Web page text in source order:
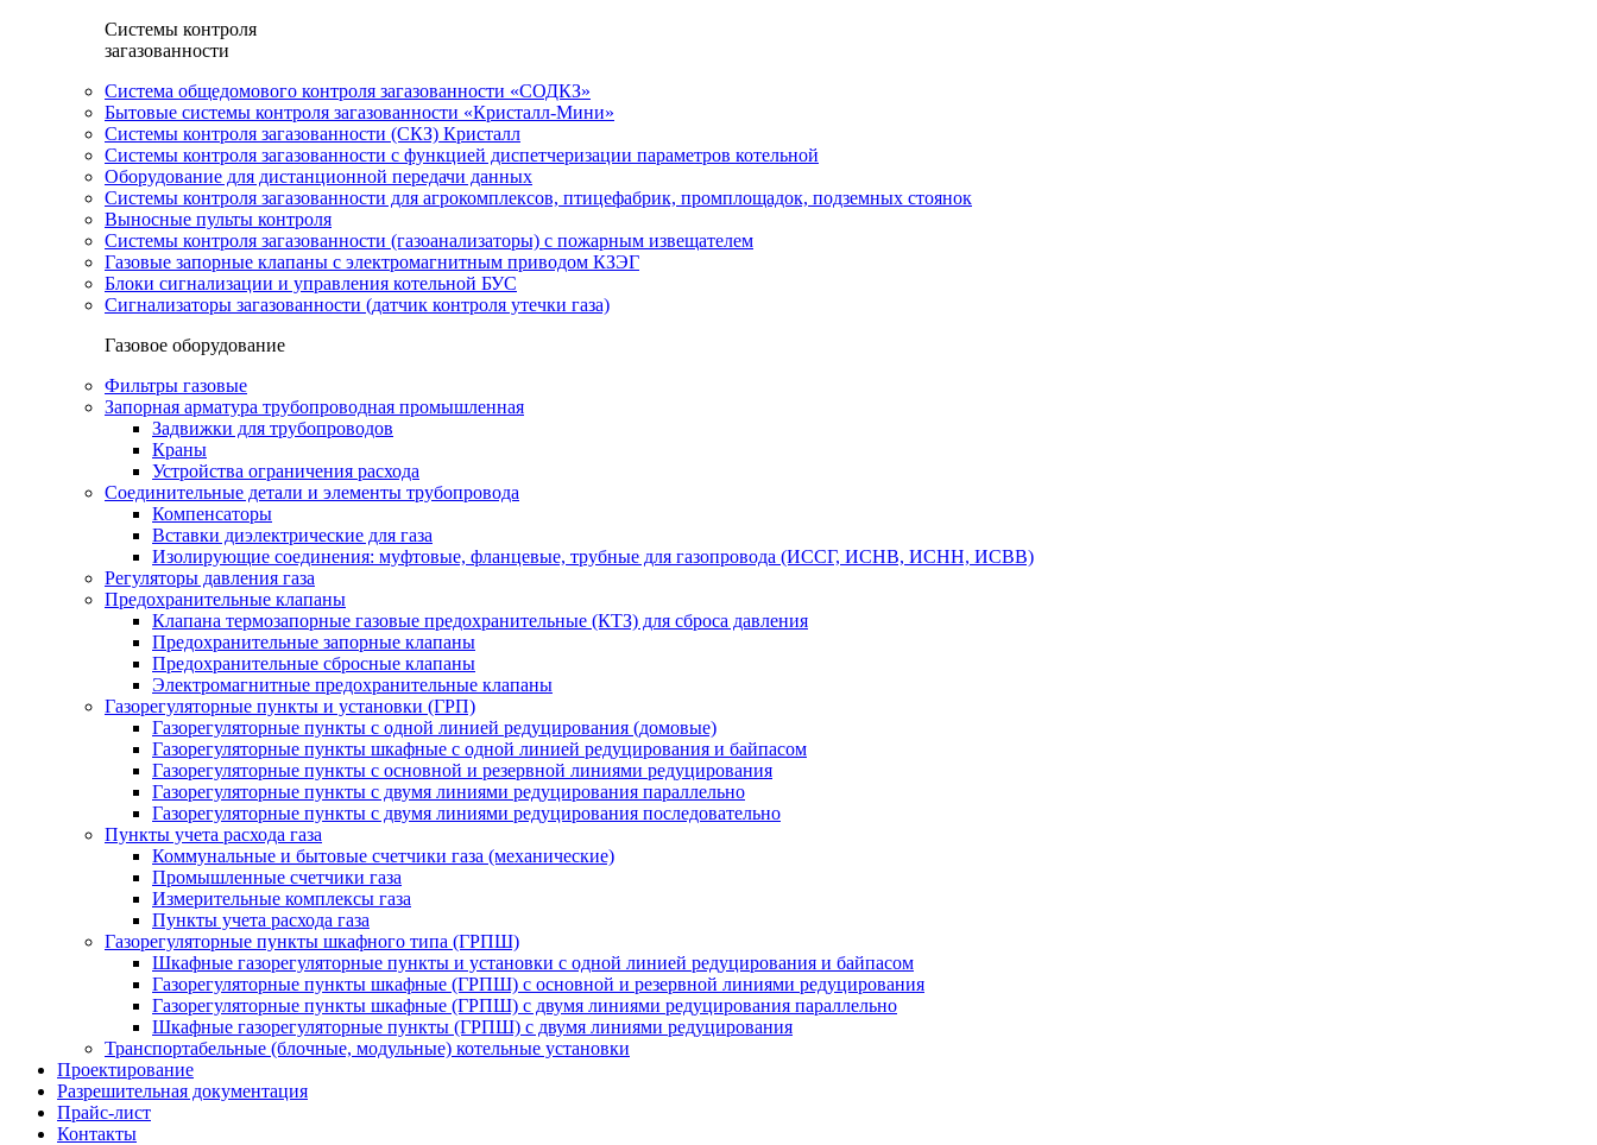
Системы контроля
загазованности
Система общедомового контроля загазованности «СОДКЗ»
Бытовые системы контроля загазованности «Кристалл-Мини»
Системы контроля загазованности (СКЗ) Кристалл
Системы контроля загазованности с функцией диспетчеризации параметров котельной
Оборудование для дистанционной передачи данных
Системы контроля загазованности для агрокомплексов, птицефабрик, промплощадок, подземных стоянок
Выносные пульты контроля
Системы контроля загазованности (газоанализаторы) с пожарным извещателем
Газовые запорные клапаны с электромагнитным приводом КЗЭГ
Блоки сигнализации и управления котельной БУС
Сигнализаторы загазованности (датчик контроля утечки газа)
Газовое оборудование
Фильтры газовые
Запорная арматура трубопроводная промышленная
Задвижки для трубопроводов
Краны
Устройства ограничения расхода
Соединительные детали и элементы трубопровода
Компенсаторы
Вставки диэлектрические для газа
Изолирующие соединения: муфтовые, фланцевые, трубные для газопровода (ИССГ, ИСНВ, ИСНН, ИСВВ)
Регуляторы давления газа
Предохранительные клапаны
Клапана термозапорные газовые предохранительные (КТЗ) для сброса давления
Предохранительные запорные клапаны
Предохранительные сбросные клапаны
Электромагнитные предохранительные клапаны
Газорегуляторные пункты и установки (ГРП)
Газорегуляторные пункты с одной линией редуцирования (домовые)
Газорегуляторные пункты шкафные с одной линией редуцирования и байпасом
Газорегуляторные пункты с основной и резервной линиями редуцирования
Газорегуляторные пункты с двумя линиями редуцирования параллельно
Газорегуляторные пункты с двумя линиями редуцирования последовательно
Пункты учета расхода газа
Коммунальные и бытовые счетчики газа (механические)
Промышленные счетчики газа
Измерительные комплексы газа
Пункты учета расхода газа
Газорегуляторные пункты шкафного типа (ГРПШ)
Шкафные газорегуляторные пункты и установки c одной линией редуцирования и байпасом
Газорегуляторные пункты шкафные (ГРПШ) с основной и резервной линиями редуцирования
Газорегуляторные пункты шкафные (ГРПШ) с двумя линиями редуцирования параллельно
Шкафные газорегуляторные пункты (ГРПШ) c двумя линиями редуцирования
Транспортабельные (блочные, модульные) котельные установки
Проектирование
Разрешительная документация
Прайс-лист
Контакты